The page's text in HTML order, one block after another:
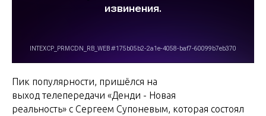
Пик популярности, пришёлся на
выход телепередачи «Денди - Новая
реальность» с Сергеем Супоневым, которая состоял